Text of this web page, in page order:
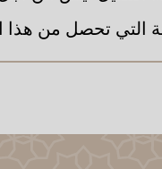
التي تحصل من هذا